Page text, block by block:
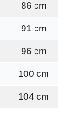
86 cm
91 cm
96 cm
100 cm
104 cm